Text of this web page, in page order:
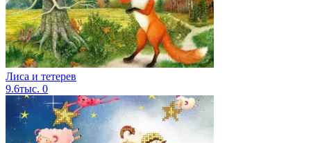
Лиса и тетерев
9.6тыс. 0